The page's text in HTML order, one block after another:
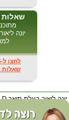
שאלות
לחצו ל-895
שאלות